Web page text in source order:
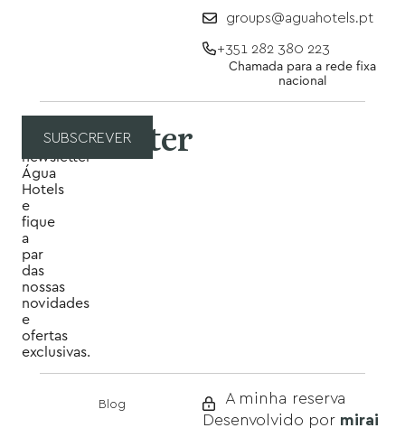
groups@aguahotels.pt
+351 282 380 223
Chamada para a rede fixa
nacional
Newsletter
newsletter
Água
Hotels
e
fique
a
par
das
nossas
novidades
e
ofertas
exclusivas.
SUBSCREVER
Blog
A minha reserva
Desenvolvido por mirai